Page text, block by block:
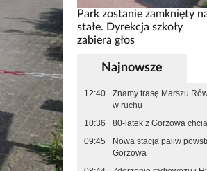
Park zostanie zamknięty
stałe. Dyrekcja szkoły
zabiera głos
Najnowsze
12:40
Znamy trasę Marszu
w ruchu
10:36
80-latek z Gorzowa
09:45
Nowa stacja paliw
Gorzowa